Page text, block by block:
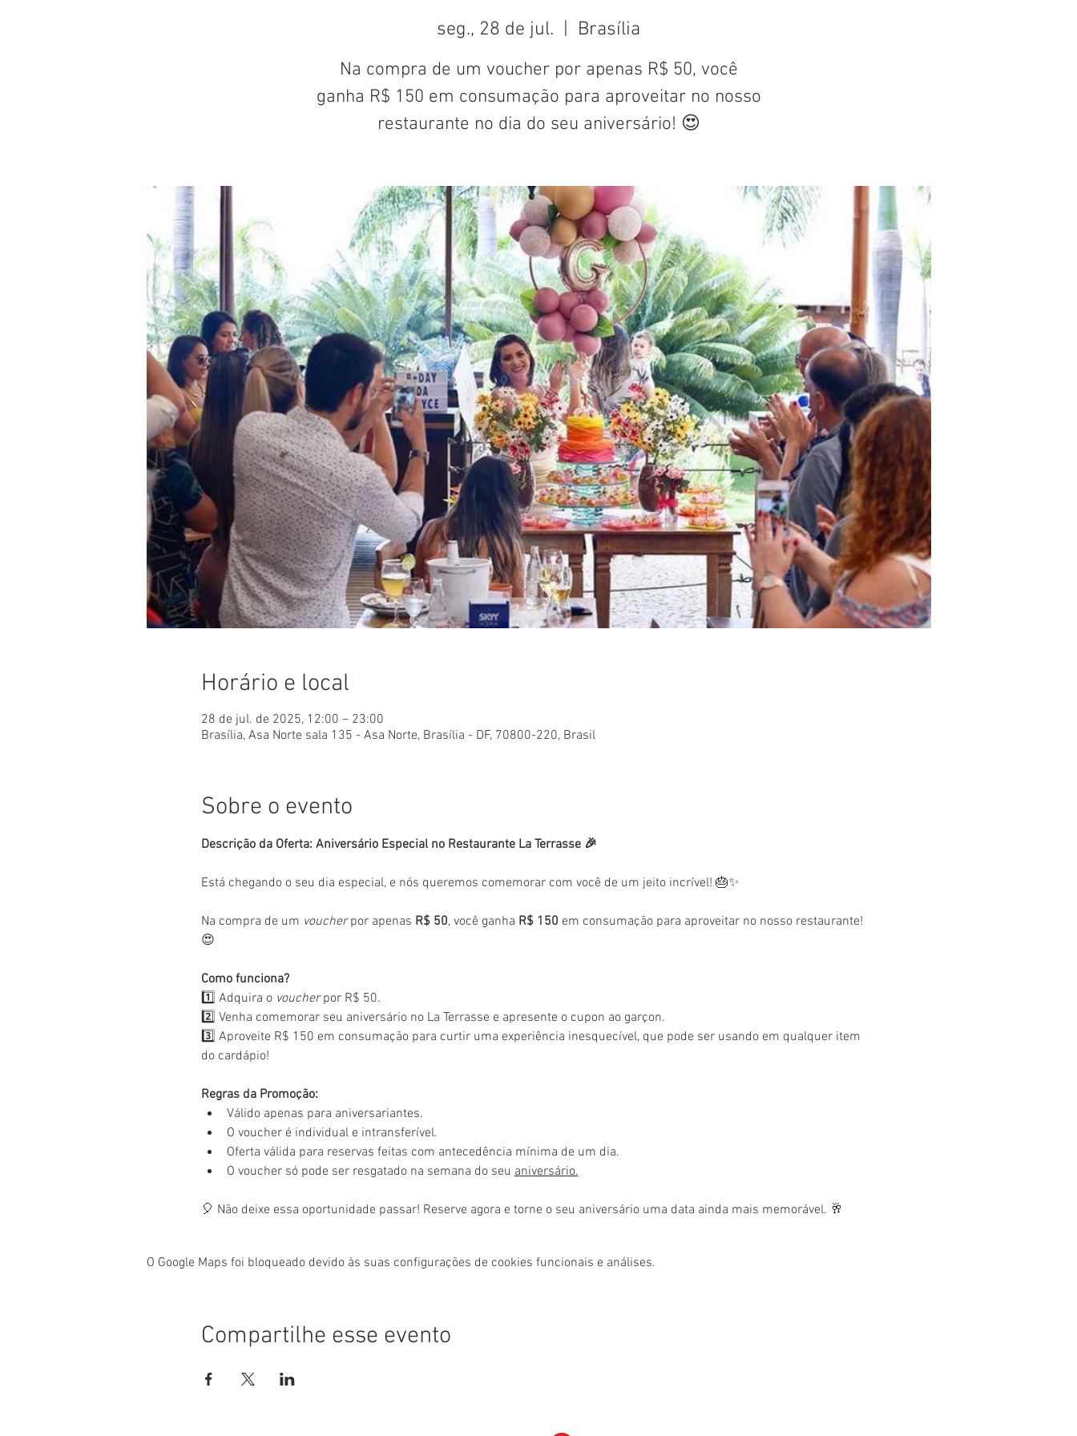
seg., 28 de jul.
Brasília
Na compra de um voucher por apenas R$ 50, você
ganha R$ 150 em consumação para aproveitar no nosso
restaurante no dia do seu aniversário! 😍
Horário e local
28 de jul. de 2025, 12:00 – 23:00
Brasília, Asa Norte sala 135 - Asa Norte, Brasília - DF, 70800-220, Brasil
Sobre o evento
Descrição da Oferta: Aniversário Especial no Restaurante La Terrasse 🎉
Está chegando o seu dia especial, e nós queremos comemorar com você de um jeito incrível! 🎂✨
Na compra de um voucher por apenas R$ 50, você ganha R$ 150 em consumação para aproveitar no nosso restaurante!
😍
Como funciona?
1️⃣ Adquira o voucher por R$ 50.
2️⃣ Venha comemorar seu aniversário no La Terrasse e apresente o cupon ao garçon.
3️⃣ Aproveite R$ 150 em consumação para curtir uma experiência inesquecível, que pode ser usando em qualquer item
do cardápio!
Regras da Promoção:
Válido apenas para aniversariantes.
O voucher é individual e intransferível.
Oferta válida para reservas feitas com antecedência mínima de um dia.
O voucher só pode ser resgatado na semana do seu aniversário.
🎈 Não deixe essa oportunidade passar! Reserve agora e torne o seu aniversário uma data ainda mais memorável. 🥂
O Google Maps foi bloqueado devido às suas configurações de cookies funcionais e análises.
Compartilhe esse evento